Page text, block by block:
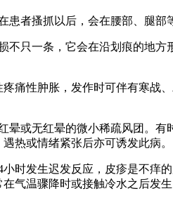
者搔抓以后，会在腰部、腿部
只一条，它会在沿划痕的地
痛性肿胀，发作时可伴有寒战
或无红晕的微小稀疏风团。
热或情绪紧张后亦可诱发此病。
时发生迟发反应，皮疹是不痒
气温骤降时或接触冷水之后发